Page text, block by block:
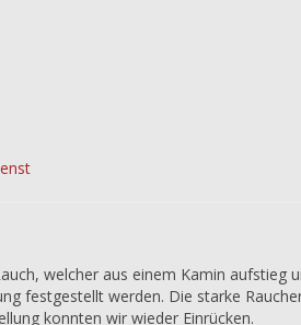
welcher aus einem Kamin
festgestellt werden. Die starke
konnten wir wieder Einrücken.